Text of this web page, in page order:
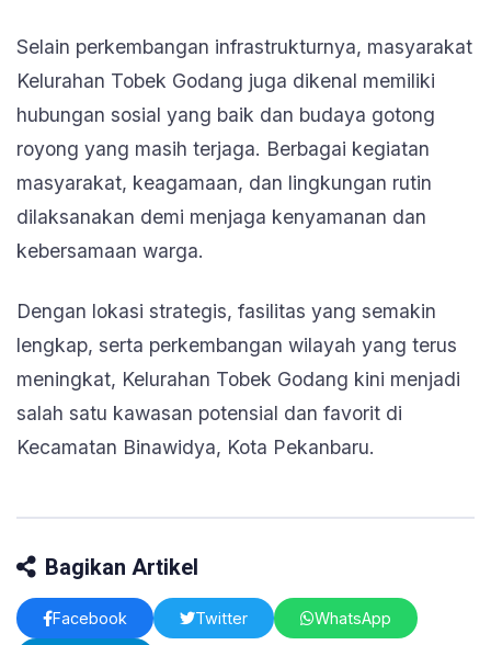
Selain perkembangan infrastrukturnya, masyarakat
Kelurahan Tobek Godang juga dikenal memiliki
hubungan sosial yang baik dan budaya gotong
royong yang masih terjaga. Berbagai kegiatan
masyarakat, keagamaan, dan lingkungan rutin
dilaksanakan demi menjaga kenyamanan dan
kebersamaan warga.
Dengan lokasi strategis, fasilitas yang semakin
lengkap, serta perkembangan wilayah yang terus
meningkat, Kelurahan Tobek Godang kini menjadi
salah satu kawasan potensial dan favorit di
Kecamatan Binawidya, Kota Pekanbaru.
Bagikan Artikel
Facebook Twitter WhatsApp